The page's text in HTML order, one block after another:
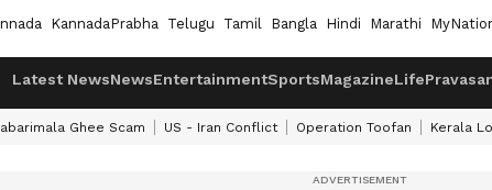
KannadaPrabha Telugu Tamil Bangla Hindi Marathi
Latest NewsNewsEntertainmentSportsMagazineLife
Ghee Scam US - Iran Conflict Operation Toofan Kerala